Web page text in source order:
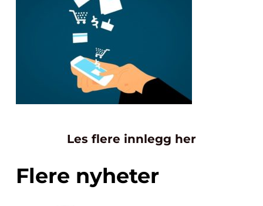
Les flere innlegg her
Flere nyheter